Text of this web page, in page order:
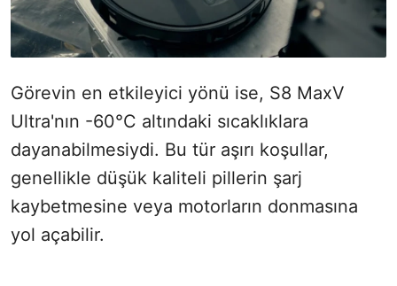
Görevin en etkileyici yönü ise, S8 MaxV
Ultra'nın -60°C altındaki sıcaklıklara
dayanabilmesiydi. Bu tür aşırı koşullar,
genellikle düşük kaliteli pillerin şarj
kaybetmesine veya motorların donmasına
yol açabilir.